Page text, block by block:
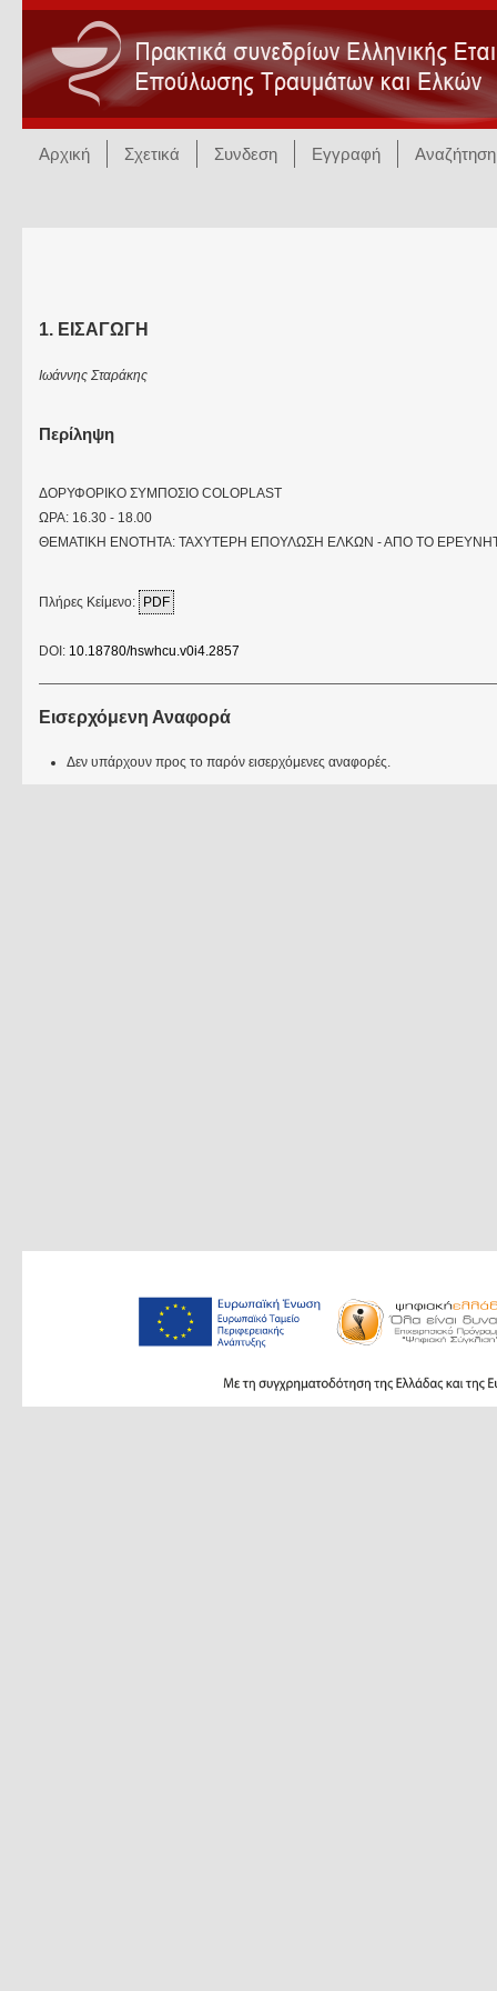
Αρχική Σχετικά Συνδεση Εγγραφή Αναζήτηση
1. ΕΙΣΑΓΩΓΗ
Ιωάννης Σταράκης
Περίληψη
ΔΟΡΥΦΟΡΙΚΟ ΣΥΜΠΟΣΙΟ COLOPLAST
ΩΡΑ: 16.30 - 18.00
ΘΕΜΑΤΙΚΗ ΕΝΟΤΗΤΑ: ΤΑΧΥΤΕΡΗ ΕΠΟΥΛΩΣΗ ΕΛΚΩΝ - ΑΠΟ ΤΟ
Πλήρες Κείμενο: PDF
DOI: 10.18780/hswhcu.v0i4.2857
Εισερχόμενη Αναφορά
Δεν υπάρχουν προς το παρόν εισερχόμενες αναφορές.